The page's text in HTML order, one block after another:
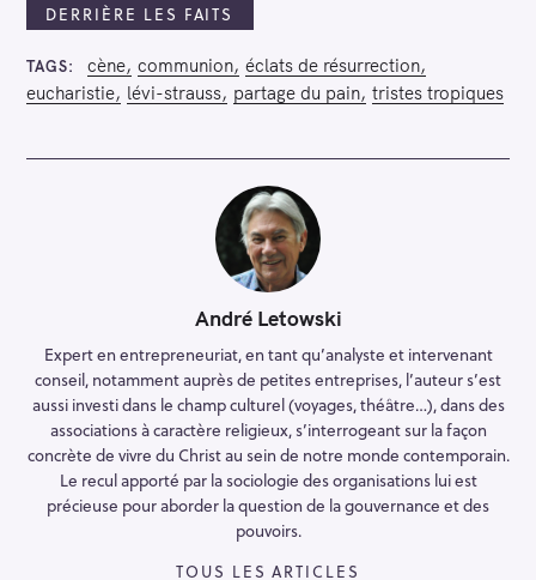
DERRIÈRE LES FAITS
TAGS cène communion éclats de résurrection
eucharistie lévi-strauss partage du pain tristes tropiques
André Letowski
Expert en entrepreneuriat, en tant qu’analyste et intervenant
conseil, notamment auprès de petites entreprises, l’auteur s’est
aussi investi dans le champ culturel (voyages, théâtre…), dans des
associations à caractère religieux, s’interrogeant sur la façon
concrète de vivre du Christ au sein de notre monde contemporain.
Le recul apporté par la sociologie des organisations lui est
précieuse pour aborder la question de la gouvernance et des
pouvoirs.
TOUS LES ARTICLES